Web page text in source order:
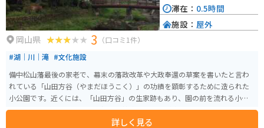
岡山県 3 （口コミ1件）
#湖｜川｜滝 #文化施設
備中松山藩最後の家老で、幕末の藩政改革や大政奉還の草案を書いたと言わ
れている「山田方谷（やまだほうこく）」の功績を顕彰するために造られた
小公園です。近くには、「山田方谷」の生家跡もあり、園の前を流れる小川
は、６月にゲンジボタルの乱舞する神秘的な風景が楽しめます。
詳しく見る
滞在： 0.5時間
施設： 屋外